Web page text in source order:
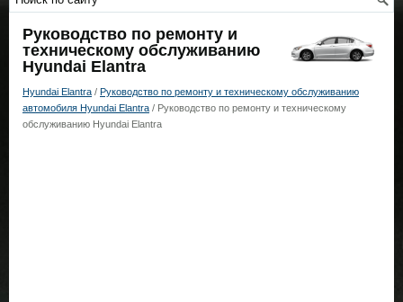
Руководство по ремонту и
техническому обслуживанию
Hyundai Elantra
Hyundai Elantra / Руководство по ремонту и техническому обслуживанию
автомобиля Hyundai Elantra / Руководство по ремонту и техническому
обслуживанию Hyundai Elantra